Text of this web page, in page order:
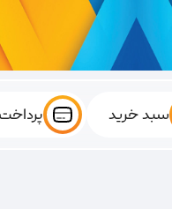
سبد خرید پرداخت